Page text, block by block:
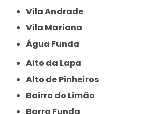
Vila Andrade
Vila Mariana
Água Funda
Alto da Lapa
Alto de Pinheiros
Bairro do Limão